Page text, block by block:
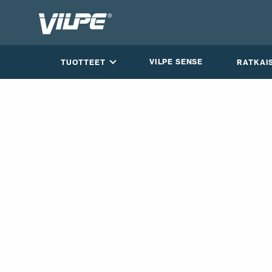
TUOTTEET VILPE SENSE